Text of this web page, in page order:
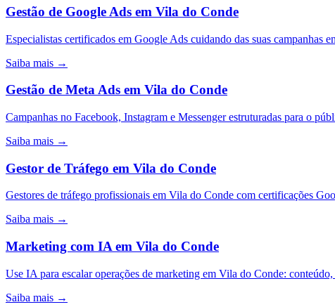
Gestão de Google Ads em Vila do Conde
Especialistas certificados em Google Ads cuidando das suas
Saiba mais →
Gestão de Meta Ads em Vila do Conde
Campanhas no Facebook, Instagram e Messenger estruturadas para o
Saiba mais →
Gestor de Tráfego em Vila do Conde
Gestores de tráfego profissionais em Vila do Conde com certificações
Saiba mais →
Marketing com IA em Vila do Conde
Use IA para escalar operações de marketing em Vila do Conde:
Saiba mais →